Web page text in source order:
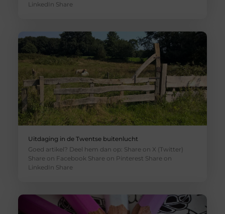
LinkedIn Share
Uitdaging in de Twentse buitenlucht
Goed artikel? Deel hem dan op: Share on X (Twitter)
Share on Facebook Share on Pinterest Share on
LinkedIn Share